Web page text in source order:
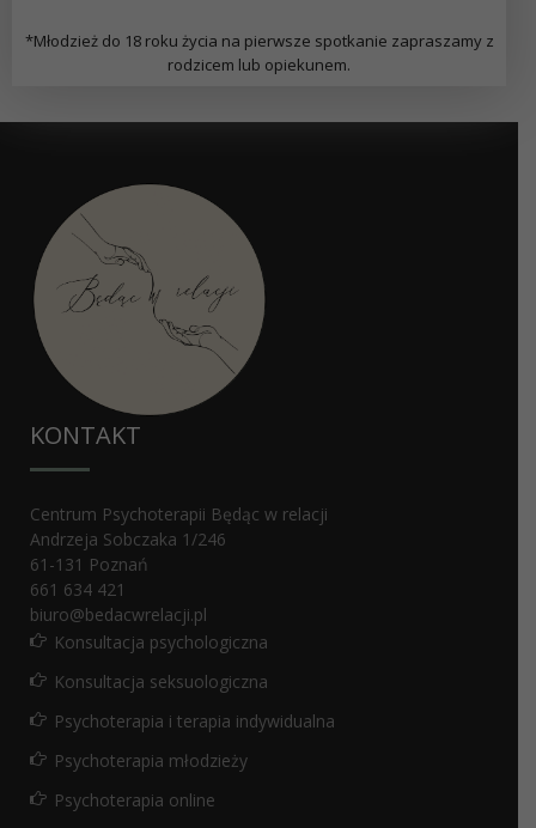
*Młodzież do 18 roku życia na pierwsze spotkanie zapraszamy z
rodzicem lub opiekunem.
KONTAKT
Centrum Psychoterapii Będąc w relacji
Andrzeja Sobczaka 1/246
61-131 Poznań
661 634 421
biuro@bedacwrelacji.pl
Konsultacja psychologiczna
Konsultacja seksuologiczna
Psychoterapia i terapia indywidualna
Psychoterapia młodzieży
Psychoterapia online